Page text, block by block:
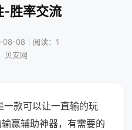
-胜率交流
08｜阅读：1
贝安网
一款可以让一直输的玩
赢辅助神器，有需要的